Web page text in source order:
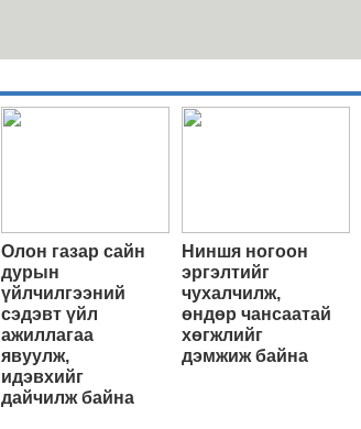
Олон газар сайн
дурын
үйлчилгээний
сэдэвт үйл
ажиллагаа
явуулж,
идэвхийг
дайчилж байна
Ниншя ногоон
эргэлтийг
чухалчилж,
өндөр чансаатай
хөгжлийг
дэмжиж байна